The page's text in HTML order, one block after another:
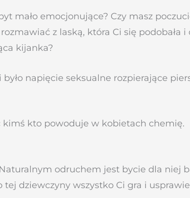
mało emocjonujące? Czy masz
z laską, która Ci się podobała
kijanka?
napięcie seksualne rozpierające
kimś kto powoduje w kobietach chemię.
odruchem jest bycie dla niej
tej dziewczyny wszystko Ci gra i